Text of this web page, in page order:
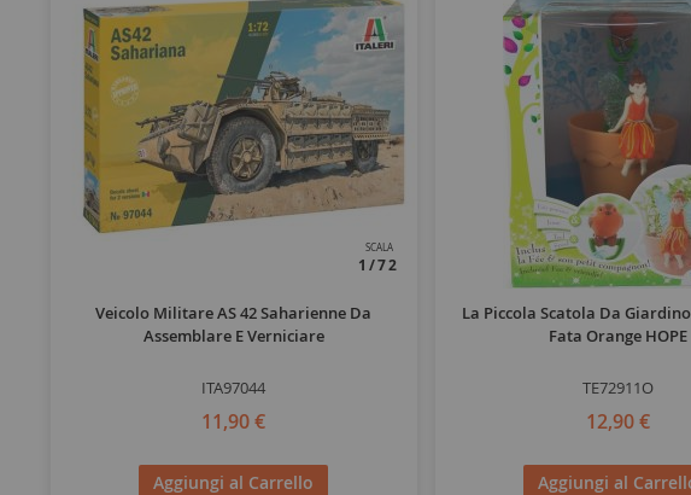
SCALA
1/72
Veicolo Militare AS 42 Saharienne Da
Assemblare E Verniciare
ITA97044
11,90 €
Aggiungi al Carrello
La Piccola Scatola Da
Fata Orange HOPE
TE72911O
12,90 €
Aggiungi al